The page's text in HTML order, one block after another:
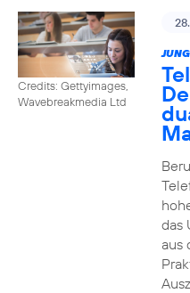
Credits: Gettyimages,
Wavebreakmedia Ltd
das
aus